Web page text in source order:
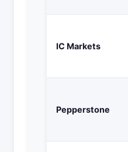
IC Markets
Pepperstone